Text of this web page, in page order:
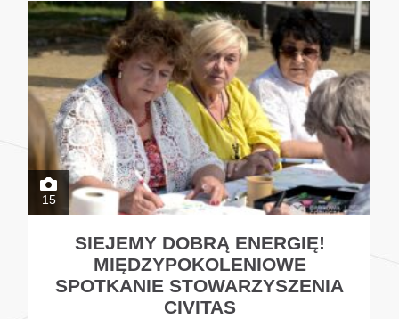
15
SIEJEMY DOBRĄ ENERGIĘ!
MIĘDZYPOKOLENIOWE
SPOTKANIE STOWARZYSZENIA
CIVITAS